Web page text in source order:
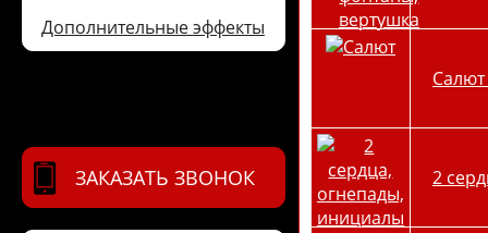
Дополнительные эффекты
ЗАКАЗАТЬ ЗВОНОК 2